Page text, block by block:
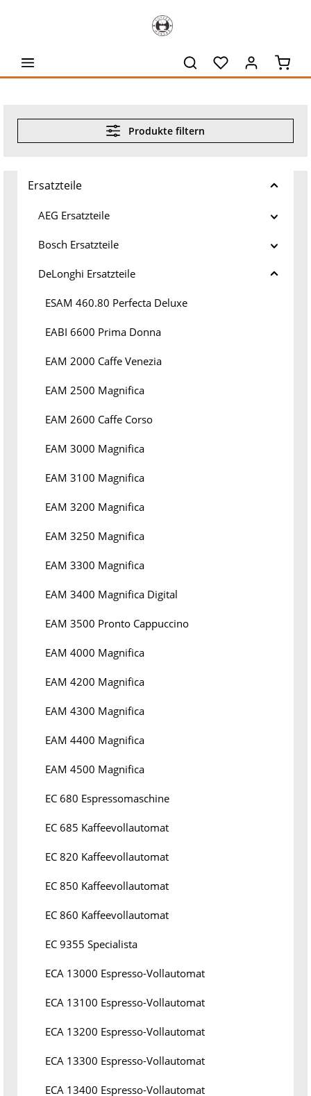
Produkte filtern
Ersatzteile
AEG Ersatzteile
Bosch Ersatzteile
DeLonghi Ersatzteile
ESAM 460.80 Perfecta Deluxe
EABI 6600 Prima Donna
EAM 2000 Caffe Venezia
EAM 2500 Magnifica
EAM 2600 Caffe Corso
EAM 3000 Magnifica
EAM 3100 Magnifica
EAM 3200 Magnifica
EAM 3250 Magnifica
EAM 3300 Magnifica
EAM 3400 Magnifica Digital
EAM 3500 Pronto Cappuccino
EAM 4000 Magnifica
EAM 4200 Magnifica
EAM 4300 Magnifica
EAM 4400 Magnifica
EAM 4500 Magnifica
EC 680 Espressomaschine
EC 685 Kaffeevollautomat
EC 820 Kaffeevollautomat
EC 850 Kaffeevollautomat
EC 860 Kaffeevollautomat
EC 9355 Specialista
ECA 13000 Espresso-Vollautomat
ECA 13100 Espresso-Vollautomat
ECA 13200 Espresso-Vollautomat
ECA 13300 Espresso-Vollautomat
ECA 13400 Espresso-Vollautomat